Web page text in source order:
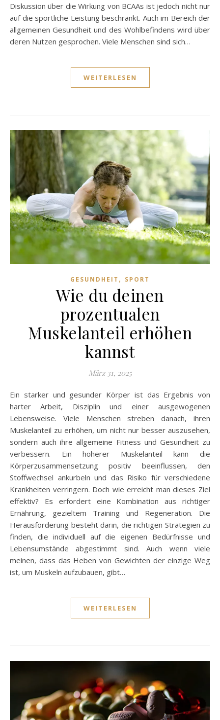
Diskussion über die Wirkung von BCAAs ist jedoch nicht nur
auf die sportliche Leistung beschränkt. Auch im Bereich der
allgemeinen Gesundheit und des Wohlbefindens wird über
deren Nutzen gesprochen. Viele Menschen sind sich…
WEITERLESEN
GESUNDHEIT , SPORT
Wie du deinen
prozentualen
Muskelanteil erhöhen
kannst
März 31, 2025
Ein starker und gesunder Körper ist das Ergebnis von
harter Arbeit, Disziplin und einer ausgewogenen
Lebensweise. Viele Menschen streben danach, ihren
Muskelanteil zu erhöhen, um nicht nur besser auszusehen,
sondern auch ihre allgemeine Fitness und Gesundheit zu
verbessern. Ein höherer Muskelanteil kann die
Körperzusammensetzung positiv beeinflussen, den
Stoffwechsel ankurbeln und das Risiko für verschiedene
Krankheiten verringern. Doch wie erreicht man dieses Ziel
effektiv? Es erfordert eine Kombination aus richtiger
Ernährung, gezieltem Training und Regeneration. Die
Herausforderung besteht darin, die richtigen Strategien zu
finden, die individuell auf die eigenen Bedürfnisse und
Lebensumstände abgestimmt sind. Auch wenn viele
meinen, dass das Heben von Gewichten der einzige Weg
ist, um Muskeln aufzubauen, gibt…
WEITERLESEN